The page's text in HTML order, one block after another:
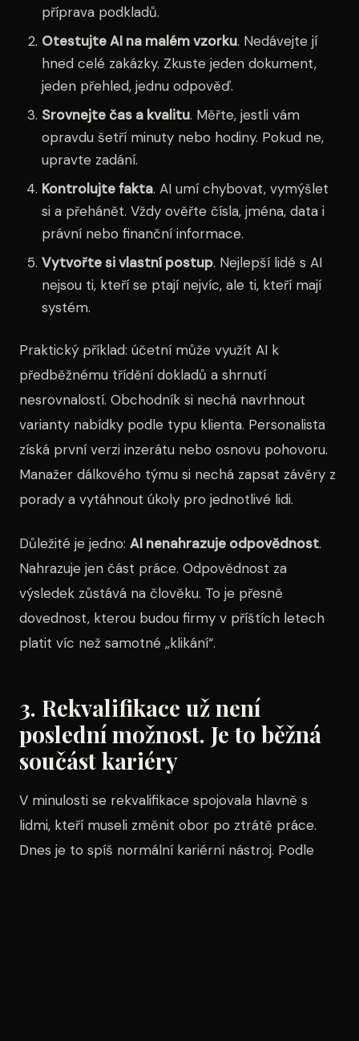
příprava podkladů.
Otestujte AI na malém vzorku. Nedávejte jí
hned celé zakázky. Zkuste jeden dokument,
jeden přehled, jednu odpověď.
Srovnejte čas a kvalitu. Měřte, jestli vám
opravdu šetří minuty nebo hodiny. Pokud ne,
upravte zadání.
Kontrolujte fakta. AI umí chybovat, vymýšlet
si a přehánět. Vždy ověřte čísla, jména, data i
právní nebo finanční informace.
Vytvořte si vlastní postup. Nejlepší lidé s AI
nejsou ti, kteří se ptají nejvíc, ale ti, kteří mají
systém.
Praktický příklad: účetní může využít AI k
předběžnému třídění dokladů a shrnutí
nesrovnalostí. Obchodník si nechá navrhnout
varianty nabídky podle typu klienta. Personalista
získá první verzi inzerátu nebo osnovu pohovoru.
Manažer dálkového týmu si nechá zapsat závěry z
porady a vytáhnout úkoly pro jednotlivé lidi.
Důležité je jedno: AI nenahrazuje odpovědnost.
Nahrazuje jen část práce. Odpovědnost za
výsledek zůstává na člověku. To je přesně
dovednost, kterou budou firmy v příštích letech
platit víc než samotné „klikání“.
3. Rekvalifikace už není
poslední možnost. Je to běžná
součást kariéry
V minulosti se rekvalifikace spojovala hlavně s
lidmi, kteří museli změnit obor po ztrátě práce.
Dnes je to spíš normální kariérní nástroj. Podle